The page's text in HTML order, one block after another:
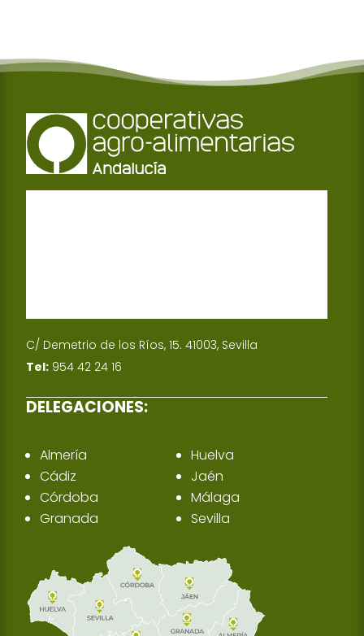
C/ Demetrio de los Ríos, 15. 41003, Sevilla
Tel: 954 42 24 16
DELEGACIONES:
Almería
Cádiz
Córdoba
Granada
Huelva
Jaén
Málaga
Sevilla